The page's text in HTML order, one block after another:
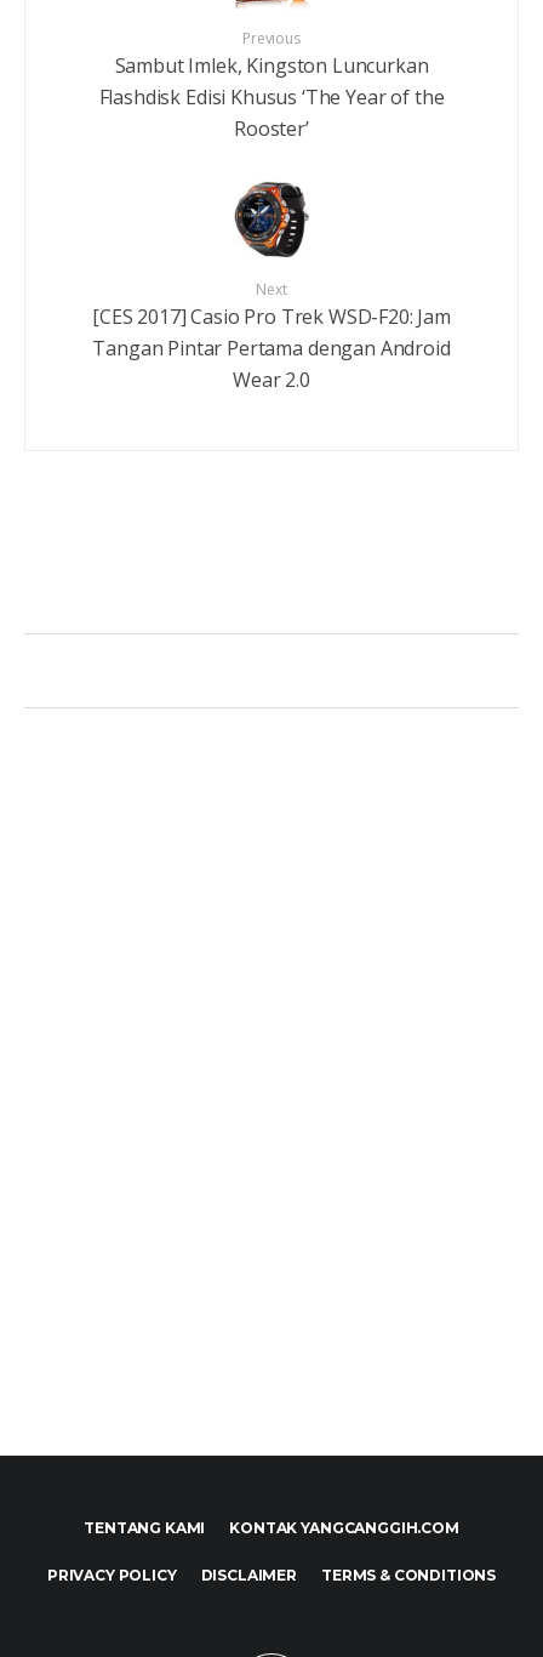
Previous
Sambut Imlek, Kingston Luncurkan
Flashdisk Edisi Khusus ‘The Year of the
Rooster’
Next
[CES 2017] Casio Pro Trek WSD-F20: Jam
Tangan Pintar Pertama dengan Android
Wear 2.0
TENTANG KAMI KONTAK YANGCANGGIH.COM
PRIVACY POLICY DISCLAIMER TERMS & CONDITIONS